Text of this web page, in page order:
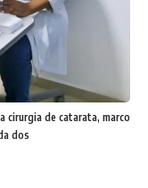
cirurgia de catarata, marco
dos